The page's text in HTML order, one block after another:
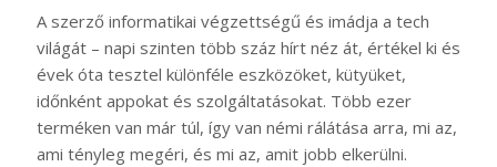
A szerző informatikai végzettségű és imádja a tech
világát – napi szinten több száz hírt néz át, értékel ki és
évek óta tesztel különféle eszközöket, kütyüket,
időnként appokat és szolgáltatásokat. Több ezer
terméken van már túl, így van némi rálátása arra, mi az,
ami tényleg megéri, és mi az, amit jobb elkerülni.